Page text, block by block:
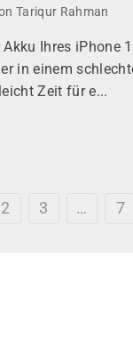
Tariqur Rahman
Ihres iPhone
in einem
Zeit für e...
2 3 … 7